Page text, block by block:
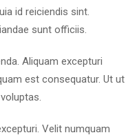
id reiciendis sint.
sunt officiis.
Aliquam excepturi
est consequatur. Ut ut
Velit numquam